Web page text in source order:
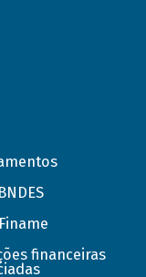
financeiras